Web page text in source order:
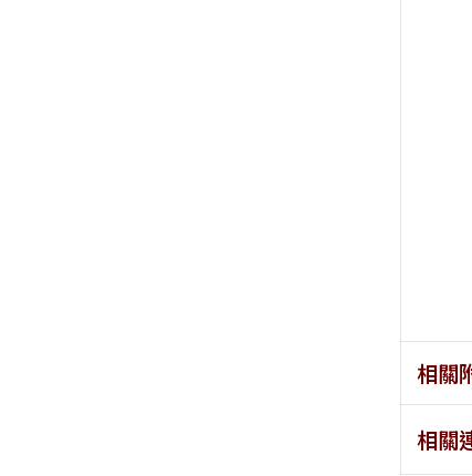
相關
相關